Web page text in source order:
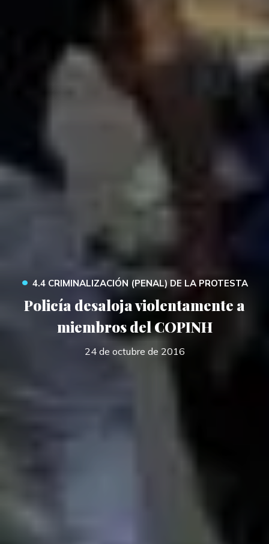
• 4.4 CRIMINALIZACIÓN (PENAL) DE LA PROTESTA
Policía desaloja violentamente a
miembros del COPINH
24 de octubre de 2016